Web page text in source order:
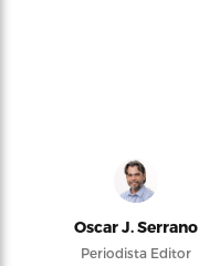
Oscar J. Serrano
Periodista Editor